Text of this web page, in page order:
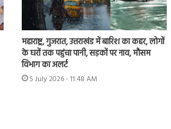
महाराष्ट्र, गुजरात, उत्तराखंड में बारिश का कहर, लोगों
के घरों तक पहुंचा पानी, सड़कों पर नाव, मौसम
विभाग का अलर्ट
5 July 2026 - 11:48 AM